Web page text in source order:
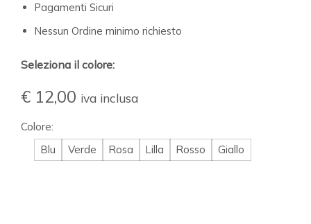
Pagamenti Sicuri
Nessun Ordine minimo richiesto
Seleziona il colore:
€ 12,00 iva inclusa
Colore:
Blu
Verde Rosa Lilla Rosso Giallo